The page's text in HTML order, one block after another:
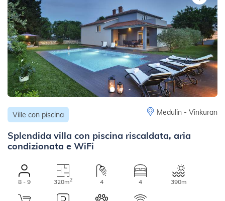
Ville con piscina Medulin - Vinkuran
Splendida villa con piscina riscaldata, aria
condizionata e WiFi
8 - 9 320m2 4 4 390m